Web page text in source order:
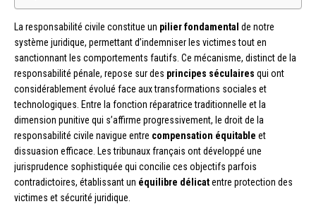
La responsabilité civile constitue un pilier fondamental de notre
système juridique, permettant d’indemniser les victimes tout en
sanctionnant les comportements fautifs. Ce mécanisme, distinct de la
responsabilité pénale, repose sur des principes séculaires qui ont
considérablement évolué face aux transformations sociales et
technologiques. Entre la fonction réparatrice traditionnelle et la
dimension punitive qui s’affirme progressivement, le droit de la
responsabilité civile navigue entre compensation équitable et
dissuasion efficace. Les tribunaux français ont développé une
jurisprudence sophistiquée qui concilie ces objectifs parfois
contradictoires, établissant un équilibre délicatentre protection des
victimes et sécurité juridique.